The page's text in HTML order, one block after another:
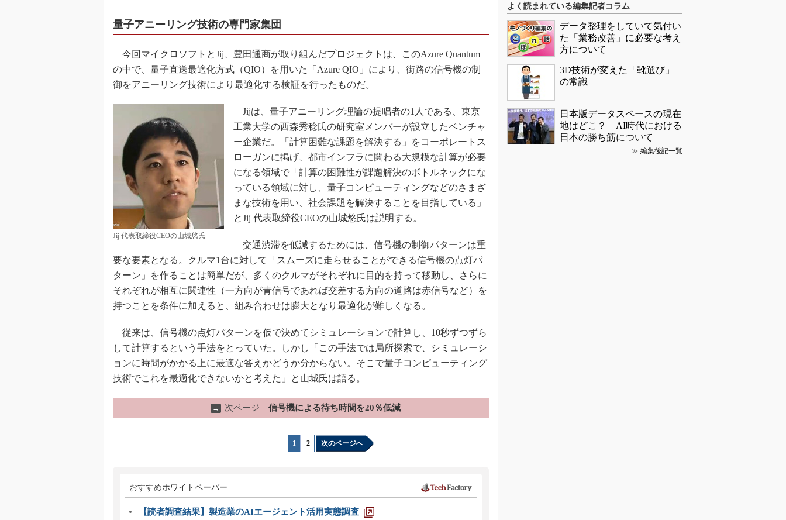
量子アニーリング技術の専門家集団
今回マイクロソフトとJij、豊田通商が取り組んだプロジェクトは、このAzure Quantum
の中で、量子直送最適化方式（QIO）を用いた「Azure QIO」により、街路の信号機の制
御をアニーリング技術により最適化する検証を行ったものだ。
Jij 代表取締役CEOの山城悠氏
Jijは、量子アニーリング理論の提唱者の1人である、東京
工業大学の西森秀稔氏の研究室メンバーが設立したベンチャ
ー企業だ。「計算困難な課題を解決する」をコーポレートス
ローガンに掲げ、都市インフラに関わる大規模な計算が必要
になる領域で「計算の困難性が課題解決のボトルネックにな
っている領域に対し、量子コンピューティングなどのさまざ
まな技術を用い、社会課題を解決することを目指している」
とJij 代表取締役CEOの山城悠氏は説明する。
交通渋滞を低減するためには、信号機の制御パターンは重
要な要素となる。クルマ1台に対して「スムーズに走らせることができる信号機の点灯パ
ターン」を作ることは簡単だが、多くのクルマがそれぞれに目的を持って移動し、さらに
それぞれが相互に関連性（一方向が青信号であれば交差する方向の道路は赤信号など）を
持つことを条件に加えると、組み合わせは膨大となり最適化が難しくなる。
従来は、信号機の点灯パターンを仮で決めてシミュレーションで計算し、10秒ずつずら
して計算するという手法をとっていた。しかし「この手法では局所探索で、シミュレーシ
ョンに時間がかかる上に最適な答えかどうか分からない。そこで量子コンピューティング
技術でこれを最適化できないかと考えた」と山城氏は語る。
→ 次ページ 信号機による待ち時間を20％低減
1 2 次のページへ
おすすめホワイトペーパー
【読者調査結果】製造業のAIエージェント活用実態調査
よく読まれている編集記者コラム
データ整理をしていて気付い
た「業務改善」に必要な考え
方について
3D技術が変えた「靴選び」
の常識
日本版データスペースの現在
地はどこ？ AI時代における
日本の勝ち筋について
≫ 編集後記一覧